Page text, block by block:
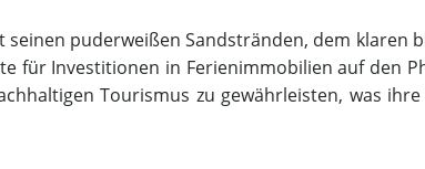
puderweißen Sandstränden, dem klaren
für Investitionen in Ferienimmobilien auf den
Tourismus zu gewährleisten, was